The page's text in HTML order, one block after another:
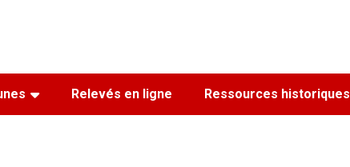
Relevés en ligne Ressources historiques